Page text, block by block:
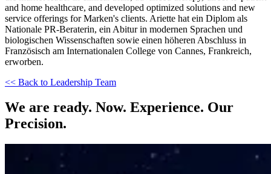
and home healthcare, and developed optimized solutions and new
service offerings for Marken's clients. Ariette hat ein Diplom als
Nationale PR-Beraterin, ein Abitur in modernen Sprachen und
biologischen Wissenschaften sowie einen höheren Abschluss in
Französisch am Internationalen College von Cannes, Frankreich,
erworben.
<< Back to Leadership Team
We are ready. Now. Experience. Our
Precision.